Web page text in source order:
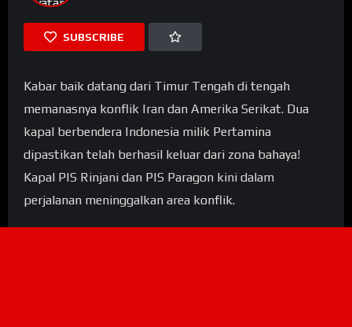
SUBSCRIBE
Kabar baik datang dari Timur Tengah di tengah
memanasnya konflik Iran dan Amerika Serikat. Dua
kapal berbendera Indonesia milik Pertamina
dipastikan telah berhasil keluar dari zona bahaya!
Kapal PIS Rinjani dan PIS Paragon kini dalam
perjalanan meninggalkan area konflik.